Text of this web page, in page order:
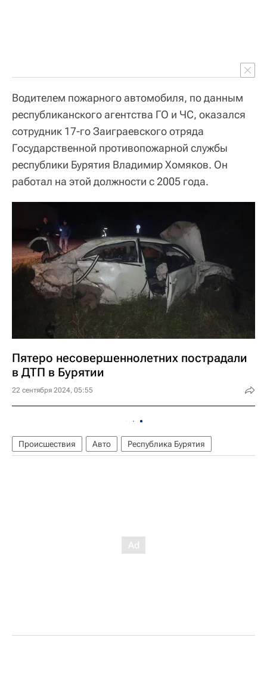
Водителем пожарного автомобиля, по данным
республиканского агентства ГО и ЧС, оказался
сотрудник 17-го Заиграевского отряда
Государственной противопожарной службы
республики Бурятия Владимир Хомяков. Он
работал на этой должности с 2005 года.
Пятеро несовершеннолетних пострадали
в ДТП в Бурятии
22 сентября 2024, 05:55
Происшествия Авто Республика Бурятия